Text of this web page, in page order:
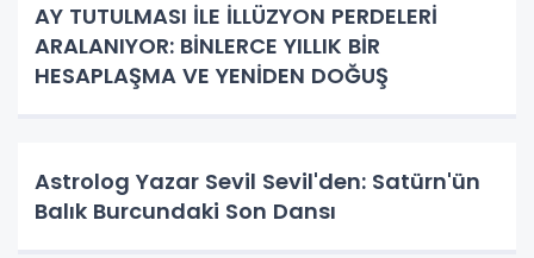
AY TUTULMASI İLE İLLÜZYON PERDELERİ
ARALANIYOR: BİNLERCE YILLIK BİR
HESAPLAŞMA VE YENİDEN DOĞUŞ
Astrolog Yazar Sevil Sevil'den: Satürn'ün
Balık Burcundaki Son Dansı